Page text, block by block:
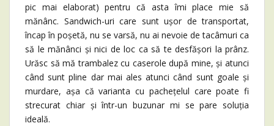
pic mai elaborat) pentru că asta îmi place mie să
mănânc. Sandwich-uri care sunt ușor de transportat,
încap în poșetă, nu se varsă, nu ai nevoie de tacâmuri ca
să le mănânci și nici de loc ca să te desfășori la prânz.
Urăsc să mă trambalez cu caserole după mine, și atunci
când sunt pline dar mai ales atunci când sunt goale și
murdare, așa că varianta cu pachețelul care poate fi
strecurat chiar și într-un buzunar mi se pare soluția
ideală.